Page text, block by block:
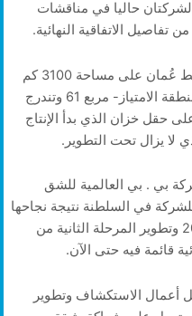
الشركتان حاليا في مناقشات
تفاصيل الاتفاقية النهائية.
وتقع منطقة الامتياز – مربع 77 في وسط عُمان على مساحة 3100 كم
مربع تقريبا وتبعد حوالي 30كم شرق منطقة الامتياز- مربع 61 وتندرج
خزان الذي بدأ الإنتاج
لا يزال تحت التطوير.
بي . بي العالمية للشق
للشركة في السلطنة نتيجة نجاحها
في تسليم مشروع حقل خزان عام 2017 وتطوير المرحلة الثانية من
قائمة فيه حتى الآن.
أعمال الاستكشاف وتطوير